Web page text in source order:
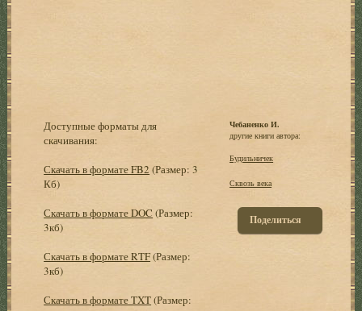
Доступные форматы для
скачивания:
Скачать в формате FB2 (Размер: 3
Кб)
Скачать в формате DOC (Размер:
3кб)
Скачать в формате RTF(Размер:
3кб)
Скачать в формате TXT(Размер:
Чебаненко И.
другие книги автора:
Будильничек
Сквозь века
Поделиться